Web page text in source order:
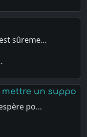
sûreme…
un suppo
po…